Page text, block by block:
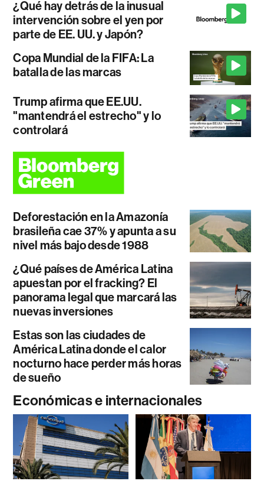
¿Qué hay detrás de la inusual
intervención sobre el yen por
parte de EE. UU. y Japón?
Copa Mundial de la FIFA: La
batalla de las marcas
Trump afirma que EE.UU.
"mantendrá el estrecho" y lo
controlará
Deforestación en la Amazonía
brasileña cae 37% y apunta a su
nivel más bajo desde 1988
¿Qué países de América Latina
apuestan por el fracking? El
panorama legal que marcará las
nuevas inversiones
Estas son las ciudades de
América Latina donde el calor
nocturno hace perder más horas
de sueño
Económicas e internacionales